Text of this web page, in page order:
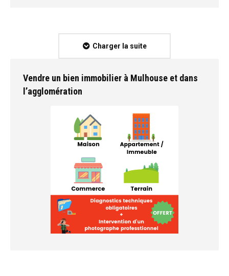
Charger la suite
Vendre un bien immobilier à Mulhouse et dans
l’agglomération